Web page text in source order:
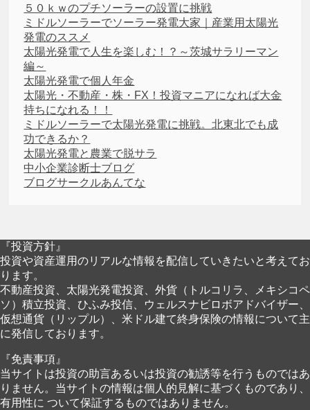
５０ｋｗのプチソーラーの設置に挑戦
ミドルソーラーでソーラー発電大家｜産業用太陽光
発電のススメ
太陽光発電で人生を楽しむ！？～茨城サラリーマン
編～
太陽光発電で個人年金
太陽光・不動産・株・FX！投資マニアになれば大金
持ちになれる！！
ミドルソーラーで太陽光発電に挑戦。北東北でも成
功できるか？
太陽光発電と農業で脱サラ
中小企業診断士ブログ
ブログサークルあんてな
『投資方針』
投資や資産運用のリアルな情報を配信していきたいと考えてお
ります。
不動産投資、太陽光発電投資、外貨（トルコリラ、メキシコペ
ソ）積立投資、ひふみ投信、ウェルスナビロボアドバイザー、
仮想通貨（リップル）、米ドル建て終身保険の情報について主
に発信しております。
『免責事項』
当サイトは投資の助言あるいは投資の勧誘等を行うものではあ
りません。当サイトの情報は個人的見解に基づくものであり、
有用性に ついて保証するものではありません。